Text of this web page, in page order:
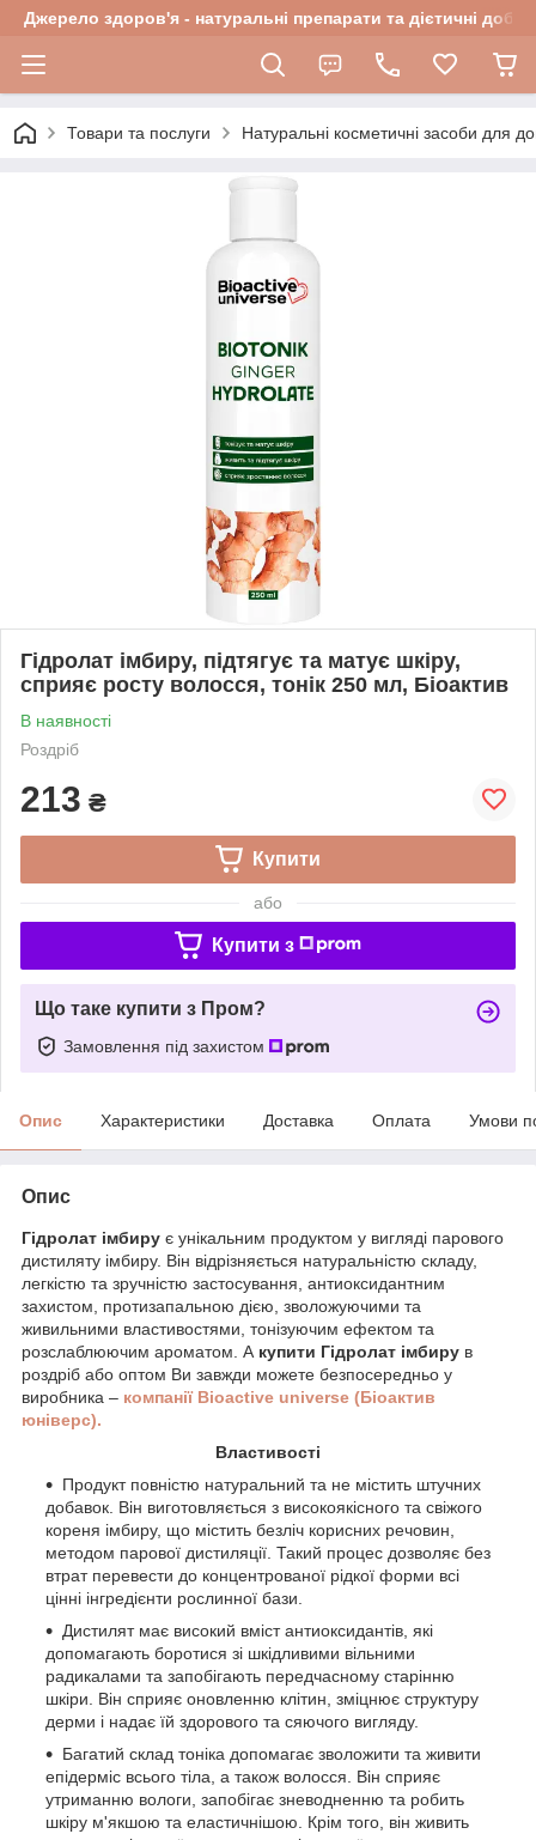
Джерело здоров'я - натуральні препарати та дієтичні
Товари та послуги Натуральні косметичні засоби для
Гідролат імбиру, підтягує та матує шкіру,
сприяє росту волосся, тонік 250 мл, Біоактив
В наявності
Роздріб
213 ₴
Купити
або
Купити з
Що таке купити з Пром?
Замовлення під захистом
Опис Характеристики Доставка Оплата Умови
Опис
Гідролат імбиру є унікальним продуктом у вигляді парового
дистиляту імбиру. Він відрізняється натуральністю складу,
легкістю та зручністю застосування, антиоксидантним
захистом, протизапальною дією, зволожуючими та
живильними властивостями, тонізуючим ефектом та
розслаблюючим ароматом. А купити Гідролат імбиру в
роздріб або оптом Ви завжди можете безпосередньо у
виробника – компанії Bioactive universe (Біоактив
юніверс).
Властивості
Продукт повністю натуральний та не містить штучних
добавок. Він виготовляється з високоякісного та свіжого
кореня імбиру, що містить безліч корисних речовин,
методом парової дистиляції. Такий процес дозволяє без
втрат перевести до концентрованої рідкої форми всі
цінні інгредієнти рослинної бази.
Дистилят має високий вміст антиоксидантів, які
допомагають боротися зі шкідливими вільними
радикалами та запобігають передчасному старінню
шкіри. Він сприяє оновленню клітин, зміцнює структуру
дерми і надає їй здорового та сяючого вигляду.
Багатий склад тоніка допомагає зволожити та живити
епідерміс всього тіла, а також волосся. Він сприяє
утриманню вологи, запобігає зневодненню та робить
шкіру м'якшою та еластичнішою. Крім того, він живить